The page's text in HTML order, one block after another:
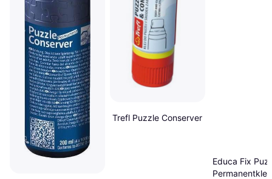
Trefl Puzzle Conserver
Educa Fix